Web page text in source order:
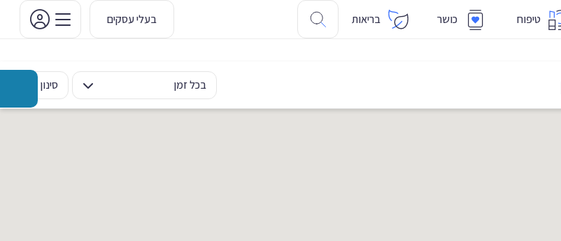
טיפוח כושר בריאות בעלי עסקים
בכל זמן סינון